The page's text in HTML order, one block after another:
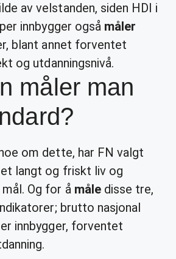
av velstanden, siden HDI i
innbygger også måler
blant annet forventet
og utdanningsnivå.
måler man
om dette, har FN valgt
et langt og friskt liv og
Og for å måledisse tre,
brutto nasjonal
innbygger, forventet